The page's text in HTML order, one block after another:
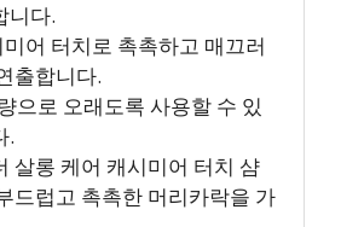
니다.
어 터치로 촉촉하고 매끄러
출합니다.
으로 오래도록 사용할 수 있
.
살롱 케어 캐시미어 터치 샴
드럽고 촉촉한 머리카락을 가